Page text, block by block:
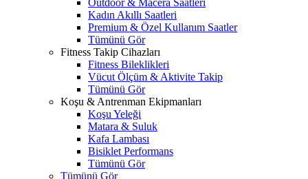
Outdoor & Macera Saatleri
Kadın Akıllı Saatleri
Premium & Özel Kullanım Saatler
Tümünü Gör
Fitness Takip Cihazları
Fitness Bileklikleri
Vücut Ölçüm & Aktivite Takip
Tümünü Gör
Koşu & Antrenman Ekipmanları
Koşu Yeleği
Matara & Suluk
Kafa Lambası
Bisiklet Performans
Tümünü Gör
Tümünü Gör